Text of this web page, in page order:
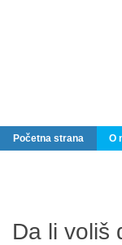
Početna strana O
Da li voliš